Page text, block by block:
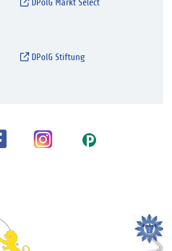
DPolG Markt Select
DPolG Stiftung